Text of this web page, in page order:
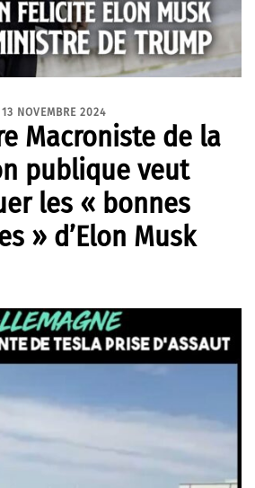
13 NOVEMBRE 2024
Macroniste de la
publique veut
les « bonnes
» d’Elon Musk